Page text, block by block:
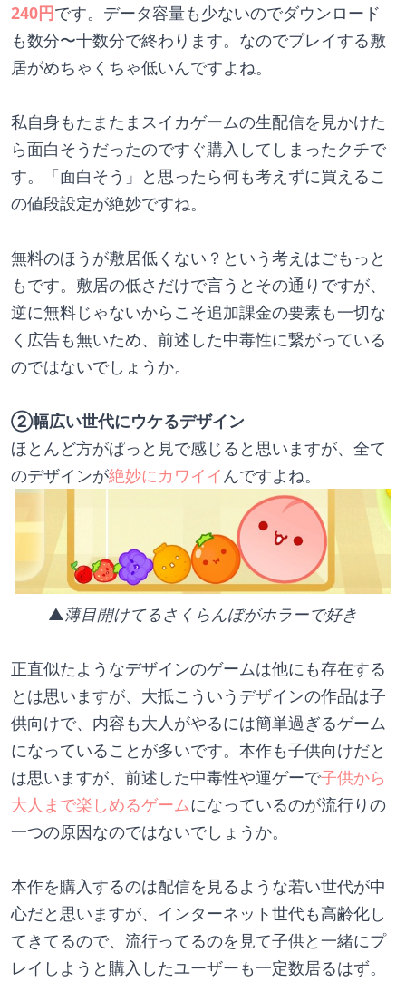
240円です。データ容量も少ないのでダウンロード
も数分〜十数分で終わります。なのでプレイする敷
居がめちゃくちゃ低いんですよね。
私自身もたまたまスイカゲームの生配信を見かけた
ら面白そうだったのですぐ購入してしまったクチで
す。「面白そう」と思ったら何も考えずに買えるこ
の値段設定が絶妙ですね。
無料のほうが敷居低くない？という考えはごもっと
もです。敷居の低さだけで言うとその通りですが、
逆に無料じゃないからこそ追加課金の要素も一切な
く広告も無いため、前述した中毒性に繋がっている
のではないでしょうか。
②幅広い世代にウケるデザイン
ほとんど方がぱっと見で感じると思いますが、全て
のデザインが絶妙にカワイイ んですよね。
▲薄目開けてるさくらんぼがホラーで好き
正直似たようなデザインのゲームは他にも存在する
とは思いますが、大抵こういうデザインの作品は子
供向けで、内容も大人がやるには簡単過ぎるゲーム
になっていることが多いです。本作も子供向けだと
は思いますが、前述した中毒性や運ゲーで子供から
大人まで楽しめるゲームになっているのが流行りの
一つの原因なのではないでしょうか。
本作を購入するのは配信を見るような若い世代が中
心だと思いますが、インターネット世代も高齢化し
てきてるので、流行ってるのを見て子供と一緒にプ
レイしようと購入したユーザーも一定数居るはず。